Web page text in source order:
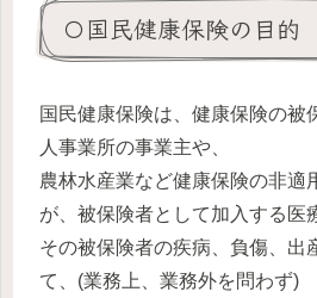
〇国民健康保険の目的
国民健康保険は、健康保険の被
人事業所の事業主や、
農林水産業など健康保険の非適
が、被保険者として加入する医
その被保険者の疾病、負傷、出
て、(業務上、業務外を問わず)